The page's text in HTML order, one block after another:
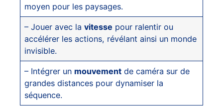
moyen pour les paysages.
– Jouer avec lavitesse pour ralentir ou
accélérer les actions, révélant ainsi un monde
invisible.
– Intégrer un mouvement de caméra sur de
grandes distances pour dynamiser la
séquence.